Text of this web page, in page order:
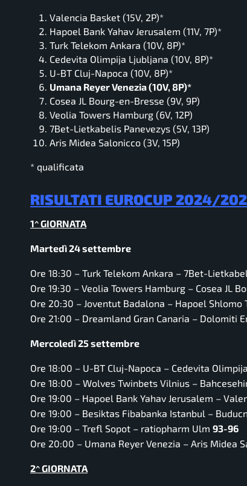
Valencia Basket (15V, 2P)*
Hapoel Bank Yahav Jerusalem (11V, 7P)*
Turk Telekom Ankara (10V, 8P)*
Cedevita Olimpija Ljubljana (10V, 8P)*
U-BT Cluj-Napoca (10V, 8P)*
Umana Reyer Venezia (10V, 8P)*
Cosea JL Bourg-en-Bresse (9V, 9P)
Veolia Towers Hamburg (6V, 12P)
7Bet-Lietkabelis Panevezys (5V, 13P)
Aris Midea Salonicco (3V, 15P)
* qualificata
RISULTATI EUROCUP 2024/
1^ GIORNATA
Martedì 24 settembre
Ore 18:30 – Turk Telekom Ankara – 7Bet-
Ore 19:30 – Veolia Towers Hamburg – Cosea JL
Ore 20:30 – Joventut Badalona – Hapoel Shlomo
Ore 21:00 – Dreamland Gran Canaria – Dolomiti
Mercoledì 25 settembre
Ore 18:00 – U-BT Cluj-Napoca – Cedevita
Ore 18:00 – Wolves Twinbets Vilnius –
Ore 19:00 – Hapoel Bank Yahav Jerusalem –
Ore 19:00 – Besiktas Fibabanka Istanbul –
Ore 19:00 – Trefl Sopot – ratiopharm Ulm 93-96
Ore 20:00 – Umana Reyer Venezia – Aris Midea
2^ GIORNATA